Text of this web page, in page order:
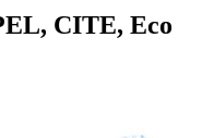
CITE, Eco